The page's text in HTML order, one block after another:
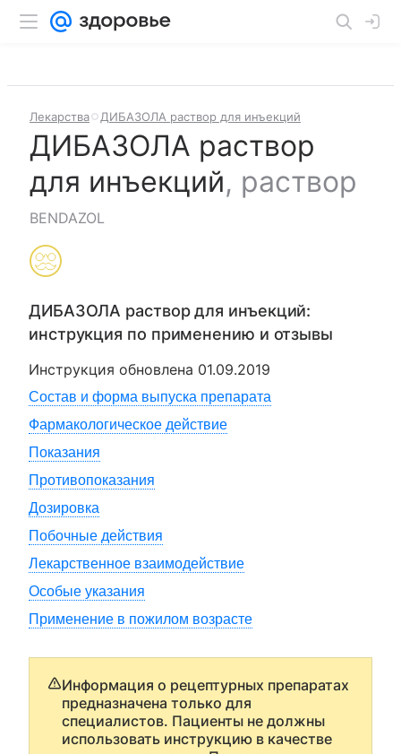
Лекарства ДИБАЗОЛА раствор для инъекций
ДИБАЗОЛА раствор
для инъекций, раствор
BENDAZOL
ДИБАЗОЛА раствор для инъекций:
инструкция по применению и отзывы
Инструкция обновлена 01.09.2019
Состав и форма выпуска препарата
Фармакологическое действие
Показания
Противопоказания
Дозировка
Побочные действия
Лекарственное взаимодействие
Особые указания
Применение в пожилом возрасте
Информация о рецептурных препаратах
предназначена только для
специалистов. Пациенты не должны
использовать инструкцию в качестве